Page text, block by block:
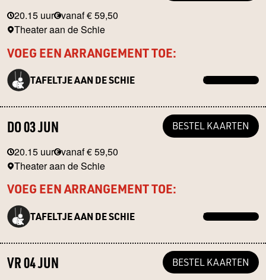
20.15 uur vanaf € 59,50
Theater aan de Schie
VOEG EEN ARRANGEMENT TOE:
TAFELTJE AAN DE SCHIE MEER INFO →
DO 03 JUN BESTEL KAARTEN
20.15 uur vanaf € 59,50
Theater aan de Schie
VOEG EEN ARRANGEMENT TOE:
TAFELTJE AAN DE SCHIE MEER INFO →
VR 04 JUN BESTEL KAARTEN